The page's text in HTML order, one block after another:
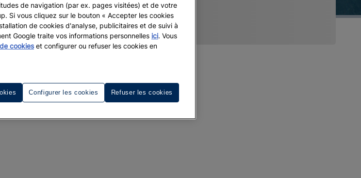
de navigation (par ex. pages visitées) et de votre
Si vous cliquez sur le bouton « Accepter les cookies
de cookies d'analyse, publicitaires et de suivi à
Google traite vos informations personnelles ici. Vous
cookieset configurer ou refuser les cookies en
Configurer les cookies Refuser les cookies